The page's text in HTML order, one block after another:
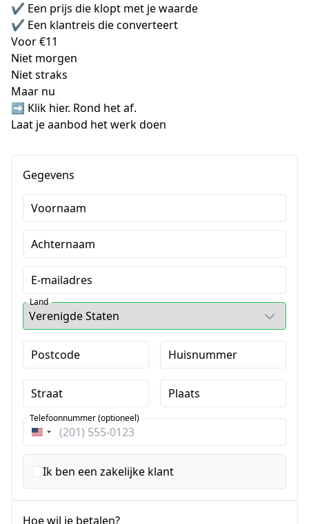
✔️ Een prijs die klopt met je waarde
✔️ Een klantreis die converteert
Voor €11
Niet morgen
Niet straks
Maar nu
➡️ Klik hier. Rond het af.
Laat je aanbod het werk doen
Gegevens
Voornaam
Achternaam
E-mailadres
Land
Postcode Huisnummer
Straat Plaats
Verenigde
Staten
+1
Telefoonnummer (optioneel)
Ik ben een zakelijke klant
Hoe wil je betalen?